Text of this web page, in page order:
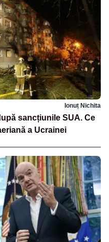
Ionuț Nichita
sancțiunile SUA. Ce
a Ucrainei